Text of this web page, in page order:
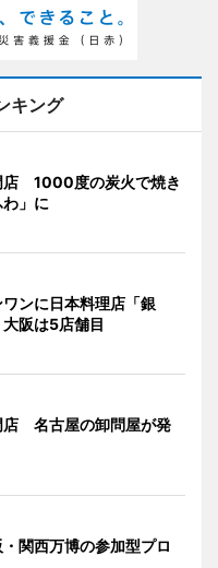
キング
店 1000度の炭火で焼き
わ」に
ンに日本料理店「銀
阪は5店舗目
店 名古屋の卸問屋が発
関西万博の参加型プロ